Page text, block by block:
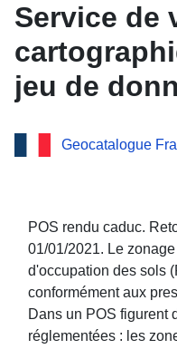
Service de
jeu de
Geocatalogue
POS rendu caduc.
01/01/2021. Le
d'occupation des sols
conformément aux
Dans un POS figurent
réglementées : les